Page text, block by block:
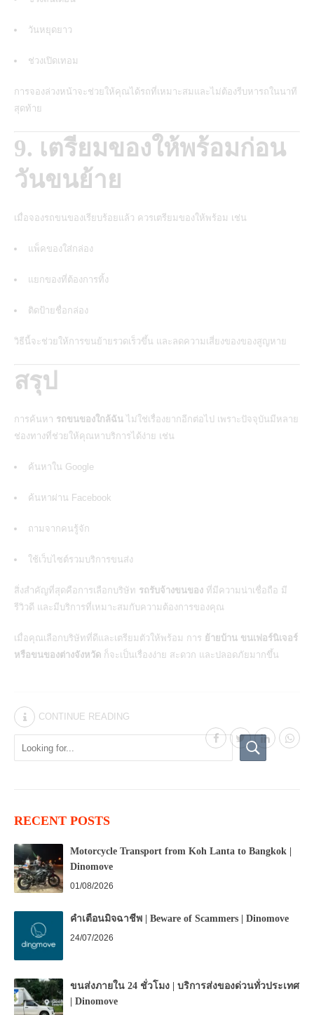
วันหยุดยาว
ช่วงเปิดเทอม
การจองล่วงหน้าจะช่วยให้คุณได้รถที่เหมาะสมและไม่ต้องรีบหารถในนาที
สุดท้าย
9. เตรียมของให้พร้อมก่อน
วันขนย้าย
เมื่อจองรถขนของเรียบร้อยแล้ว ควรเตรียมของให้พร้อม เช่น
แพ็คของใส่กล่อง
แยกของที่ต้องการทิ้ง
ติดป้ายชื่อกล่อง
วิธีนี้จะช่วยให้การขนย้ายรวดเร็วขึ้น และลดความเสี่ยงของของสูญหาย
สรุป
การค้นหา รถขนของใกล้ฉัน ไม่ใช่เรื่องยากอีกต่อไป เพราะปัจจุบันมีหลาย
ช่องทางที่ช่วยให้คุณหาบริการได้ง่าย เช่น
ค้นหาใน Google
ค้นหาผ่าน Facebook
ถามจากคนรู้จัก
ใช้เว็บไซต์รวมบริการขนส่ง
สิ่งสำคัญที่สุดคือการเลือกบริษัท รถรับจ้างขนของ ที่มีความน่าเชื่อถือ มี
รีวิวดี และมีบริการที่เหมาะสมกับความต้องการของคุณ
เมื่อคุณเลือกบริษัทที่ดีและเตรียมตัวให้พร้อม การ ย้ายบ้าน ขนเฟอร์นิเจอร์
หรือขนของต่างจังหวัด ก็จะเป็นเรื่องง่าย สะดวก และปลอดภัยมากขึ้น
CONTINUE READING
RECENT POSTS
Motorcycle Transport from Koh Lanta to Bangkok |
Dinomove
01/08/2026
คำเตือนมิจฉาชีพ | Beware of Scammers | Dinomove
24/07/2026
ขนส่งภายใน 24 ชั่วโมง | บริการส่งของด่วนทั่วประเทศ
| Dinomove